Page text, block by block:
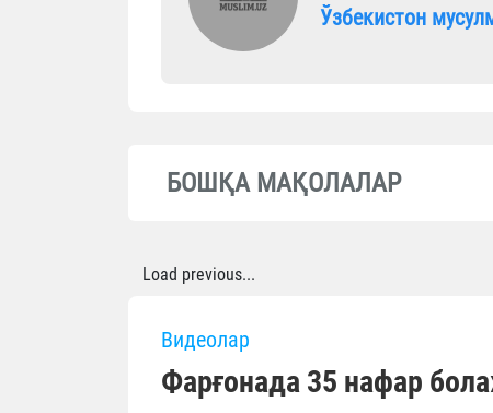
Ўзбекистон
БОШҚА МАҚОЛАЛАР
Load previous...
Видеолар
Фарғонада 35 нафар